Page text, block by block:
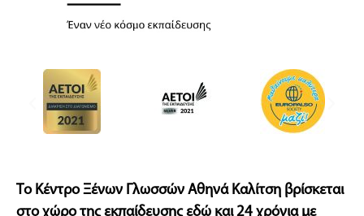
Το Κέντρο Ξένων Γλωσσών Αθηνά Καλίτση βρίσκεται
στο χώρο της εκπαίδευσης εδώ και 24 χρόνια με